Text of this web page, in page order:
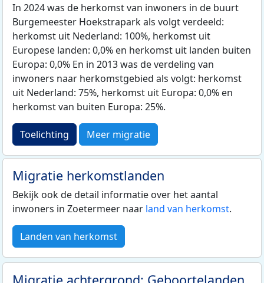
In 2024 was de herkomst van inwoners in de buurt
Burgemeester Hoekstrapark als volgt verdeeld:
herkomst uit Nederland: 100%, herkomst uit
Europese landen: 0,0% en herkomst uit landen buiten
Europa: 0,0% En in 2013 was de verdeling van
inwoners naar herkomstgebied als volgt: herkomst
uit Nederland: 75%, herkomst uit Europa: 0,0% en
herkomst van buiten Europa: 25%.
Toelichting Meer migratie
Migratie herkomstlanden
Bekijk ook de detail informatie over het aantal
inwoners in Zoetermeer naar land van herkomst.
Landen van herkomst
Migratie achtergrond: Geboortelanden